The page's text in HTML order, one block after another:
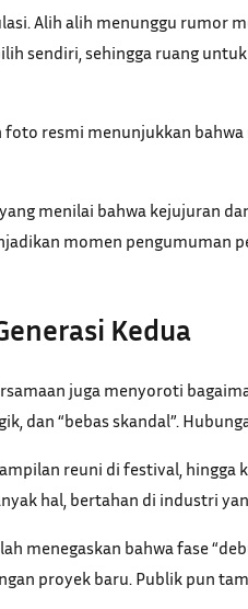
Alih alih menunggu rumor
sendiri, sehingga ruang
resmi menunjukkan
menilai bahwa kejujuran
momen pengumuman
Kedua
juga menyoroti
dan “bebas skandal”.
reuni di festival,
hal, bertahan di industri
menegaskan bahwa fase
proyek baru. Publik pun